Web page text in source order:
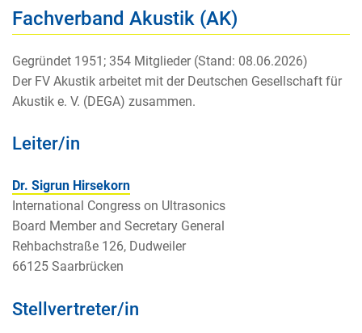
Fachverband Akustik (AK)
Gegründet 1951; 354 Mitglieder (Stand: 08.06.2026)
Der FV Akustik arbeitet mit der Deutschen Gesellschaft für
Akustik e. V. (DEGA) zusammen.
Leiter/in
Dr. Sigrun Hirsekorn
International Congress on Ultrasonics
Board Member and Secretary General
Rehbachstraße 126, Dudweiler
66125 Saarbrücken
Stellvertreter/in